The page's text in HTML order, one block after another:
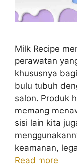
Milk Recipe
perawatan
khususnya
bulu tubuh
salon. Produk
memang
sisi lain kita
keamanan,
Read more